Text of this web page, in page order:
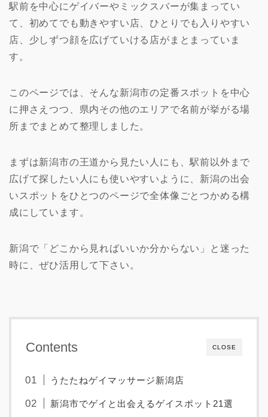
駅前を中心にゲイバーやミックスバーが集まってい
て、初めてでも動きやすい店、ひとりでも入りやすい
店、少しずつ顔を広げていける店がまとまっていま
す。
このページでは、そんな新潟市の定番スポットを中心
に押さえつつ、県内その他のエリアで名前が挙がる場
所までまとめて整理しました。
まずは新潟市の王道から見たい人にも、駅前以外まで
広げて探したい人にも使いやすいように、新潟の出会
いスポットをひとつのページで全体像ごとつかめる構
成にしています。
新潟で「どこから見ればいいか分からない」と迷った
時に、ぜひ活用して下さい。
CLOSE
Contents
うたたねゲイマッサージ新潟店
新潟市でゲイと出会えるゲイスポット21選